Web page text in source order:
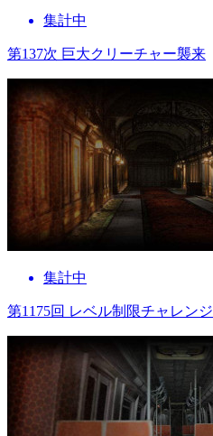
集計中
第137次 巨大クリーチャー襲来
集計中
第1175回 レベル制限チャレンジ